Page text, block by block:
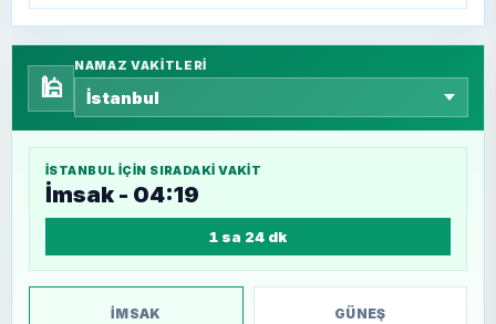
🕌
NAMAZ VAKITLERI
İSTANBUL IÇIN SIRADAKI VAKIT
İmsak - 04:19
1 sa 24 dk
İMSAK GÜNEŞ